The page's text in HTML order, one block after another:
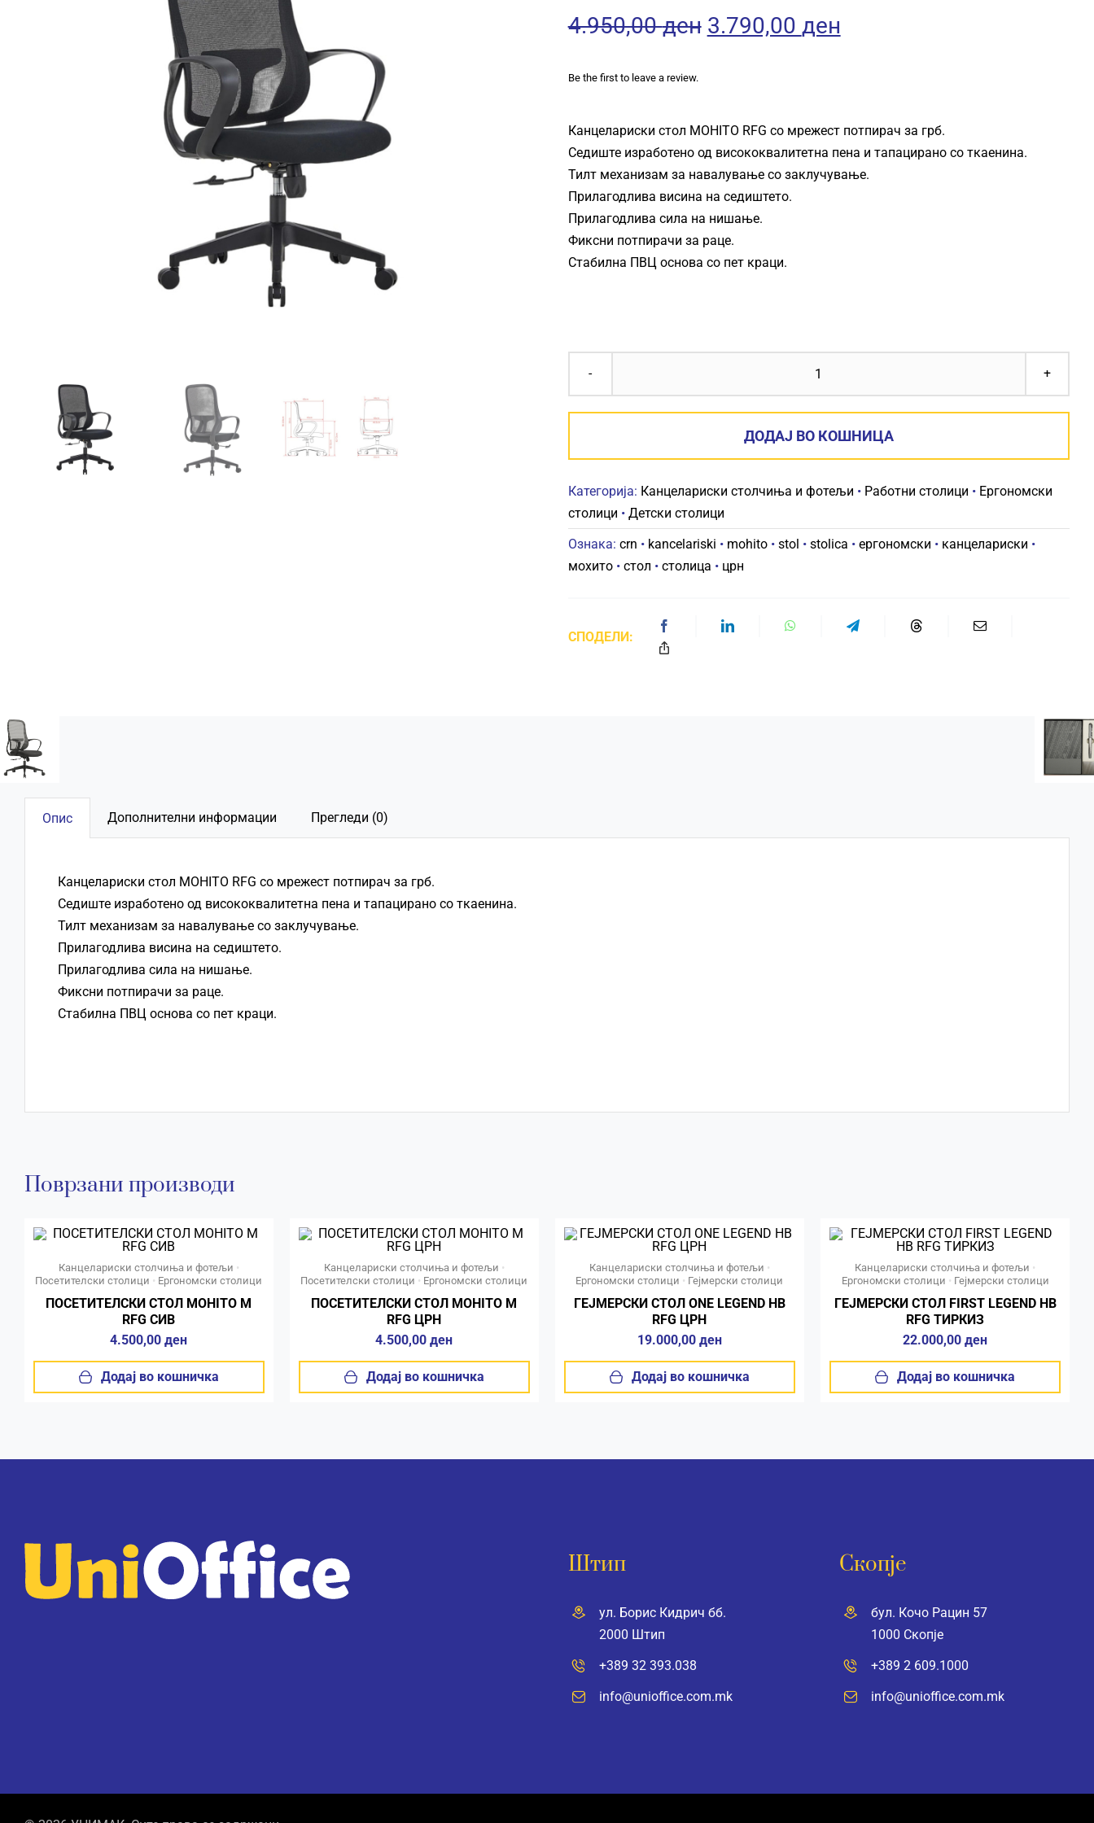
4.950,00ден Original
4.950,00 ден.
3.790,00 ден
3.790,00 ден.
Be the first to leave a review.
Канцелариски стол MOHITO RFG со мрежест потпирач за грб.
Седиште изработено од висококвалитетна пена и тапацирано со ткаенина.
Тилт механизам за навалување со заклучување.
Прилагодлива висина на седиштето.
Прилагодлива сила на нишање.
Фиксни потпирачи за раце.
Стабилна ПВЦ основа со пет краци.
КАНЦЕЛАРИСКИ
MOHITO
ЦРН
ДОДАЈ ВО КОШНИЦА
Категорија: Канцелариски столчиња и фотељи • Работни столици • Ергономски
столици • Детски столици
Ознака: crn • kancelariski • mohito• stol • stolica • ергономски • канцелариски •
мохито• стол • столица • црн
СПОДЕЛИ:
Опис Дополнителни информации Прегледи (0)
Канцелариски стол MOHITO RFG со мрежест потпирач за грб.
Седиште изработено од висококвалитетна пена и тапацирано со ткаенина.
Тилт механизам за навалување со заклучување.
Прилагодлива висина на седиштето.
Прилагодлива сила на нишање.
Фиксни потпирачи за раце.
Стабилна ПВЦ основа со пет краци.
Поврзани производи
Канцелариски столчиња и фотељи •
Посетителски столици • Ергономски столици
ПОСЕТИТЕЛСКИ СТОЛ MOHITO М
RFG СИВ
4.500,00ден
Додај во кошничка
Канцелариски столчиња и фотељи •
Посетителски столици • Ергономски столици
ПОСЕТИТЕЛСКИ СТОЛ MOHITO М
RFG ЦРН
4.500,00ден
Додај во кошничка
Канцелариски столчиња и фотељи •
Ергономски столици • Гејмерски столици
ГЕЈМЕРСКИ СТОЛ ONE LEGEND HB
RFG ЦРН
19.000,00 ден
Додај во кошничка
Канцелариски столчиња и фотељи •
Ергономски столици • Гејмерски столици
ГЕЈМЕРСКИ СТОЛ FIRST LEGEND HB
RFG ТИРКИЗ
22.000,00 ден
Додај во кошничка
Штип
ул. Борис Кидрич бб.
2000 Штип
+389 32 393.038
info@unioffice.com.mk
Скопје
бул. Кочо Рацин 57
1000 Скопје
+389 2 609.1000
info@unioffice.com.mk